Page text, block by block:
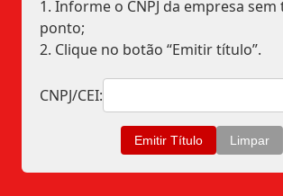
1. Informe o CNPJ da empresa
ponto;
2. Clique no botão “Emitir título”.
CNPJ/CEI: